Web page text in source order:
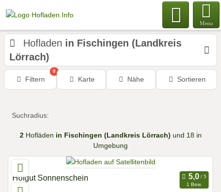
Menu
Hofladen in Fischingen (Landkreis
Lörrach)
Filtern
0
Karte Nähe Sortieren
Suchradius:
2Hofläden in Fischingen (Landkreis Lörrach) und 18 in
Umgebung
Hofgut Sonnenschein
1 Bew.